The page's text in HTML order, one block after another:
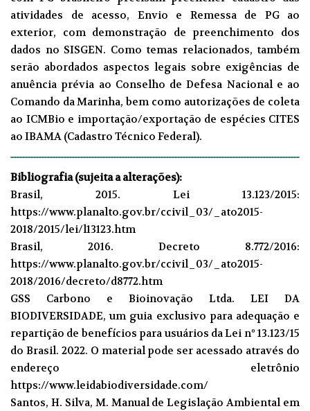
atividades de acesso, Envio e Remessa de PG ao
exterior, com demonstração de preenchimento dos
dados no SISGEN. Como temas relacionados, também
serão abordados aspectos legais sobre exigências de
anuência prévia ao Conselho de Defesa Nacional e ao
Comando da Marinha, bem como autorizações de coleta
ao ICMBio e importação/exportação de espécies CITES
ao IBAMA (Cadastro Técnico Federal).
Bibliografia (sujeita a alterações):
Brasil, 2015. Lei 13.123/2015:
https://www.planalto.gov.br/ccivil_03/_ato2015-
2018/2015/lei/l13123.htm
Brasil, 2016. Decreto 8.772/2016:
https://www.planalto.gov.br/ccivil_03/_ato2015-
2018/2016/decreto/d8772.htm
GSS Carbono e Bioinovação Ltda. LEI DA
BIODIVERSIDADE, um guia exclusivo para adequação e
repartição de benefícios para usuários da Lei nº 13.123/15
do Brasil. 2022. O material pode ser acessado através do
endereço eletrônio
https://www.leidabiodiversidade.com/
Santos, H. Silva, M. Manual de Legislação Ambiental em